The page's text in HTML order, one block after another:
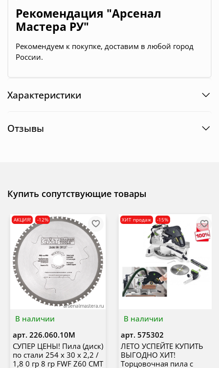
Рекомендация "Арсенал
Мастера РУ"
Рекомендуем к покупке, доставим в любой город
России.
Характеристики
Отзывы
Купить сопутствующие товары
В наличии
АКЦИЯ! -12%
арт. 226.060.10M
СУПЕР ЦЕНЫ! Пила (диск)
по стали 254 x 30 x 2,2 /
1,8 0 гр 8 гр FWF Z60 CMT
В наличии
ХИТ продаж -15%
арт. 575302
ЛЕТО УСПЕЙТЕ КУПИТЬ
ВЫГОДНО ХИТ!
Торцовочная пила с